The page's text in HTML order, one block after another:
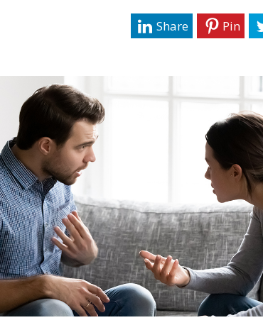
Pin
Share